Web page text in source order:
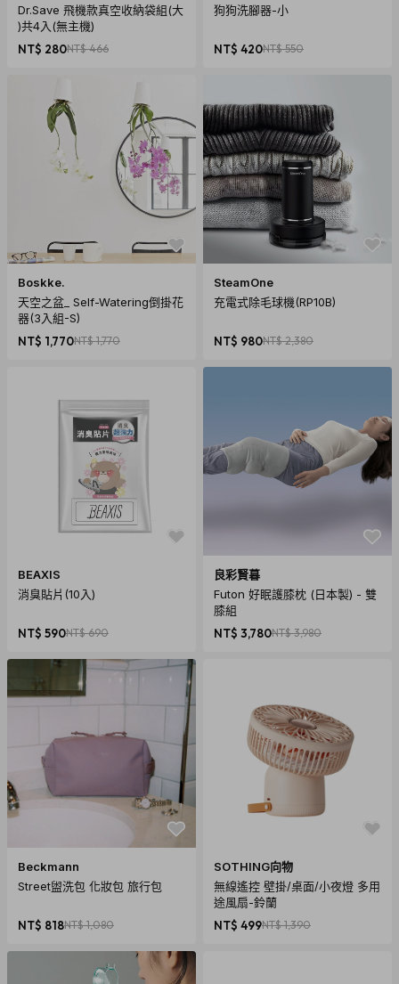
產地：中國
握把材質：ABS, TPE塑膠
刀鋒材質：高級不鏽鋼（經洛氏硬度係數檢驗為Rc-59硬度等
重量：把手120g、刀片80g
使用說明
注意事項
刀一直在滾動，不使用刀鋒的固定位置
刀施力完整，不需費力切剁，因此不容易造成刀鋒磨損
刀鋒材質為高級不鏽鋼，經洛氏硬度係數檢驗為Rc-59硬度
等級
若要自行磨刀，請置於電動或一般磨刀器上緩慢旋轉
清洗拆卸時建議請以平放後打開以中間拿取，刀片外圍鋒利
請小心使用，勿讓小孩單獨使用
【國際商品預購須知】
1. 購買國際預購商品時，頁面依預計出貨日載明標示，請以預
計出貨日為主。
2. 商品從國外下單進口需經過以下程序：進出口報關、空運/海
運、當地物流出貨、各國節假日、天氣與人為…等各方面不可
Dr.Save 飛機款真空收納袋組(大
)共4入(無主機)
NT$ 280NT$ 466
狗狗洗腳器-小
NT$ 420NT$ 550
Boskke.
天空之盆_ Self-Watering倒掛花
器(3入組-S)
NT$ 1,770NT$ 1,770
SteamOne
充電式除毛球機(RP10B)
NT$ 980NT$ 2,380
BEAXIS
消臭貼片(10入)
NT$ 590NT$ 690
良彩賢暮
Futon 好眠護膝枕 (日本製) - 雙
膝組
NT$ 3,780NT$ 3,980
Beckmann
Street盥洗包 化妝包 旅行包
NT$ 818NT$ 1,080
SOTHING向物
無線遙控 壁掛/桌面/小夜燈 多用
途風扇-鈴蘭
NT$ 499NT$ 1,390